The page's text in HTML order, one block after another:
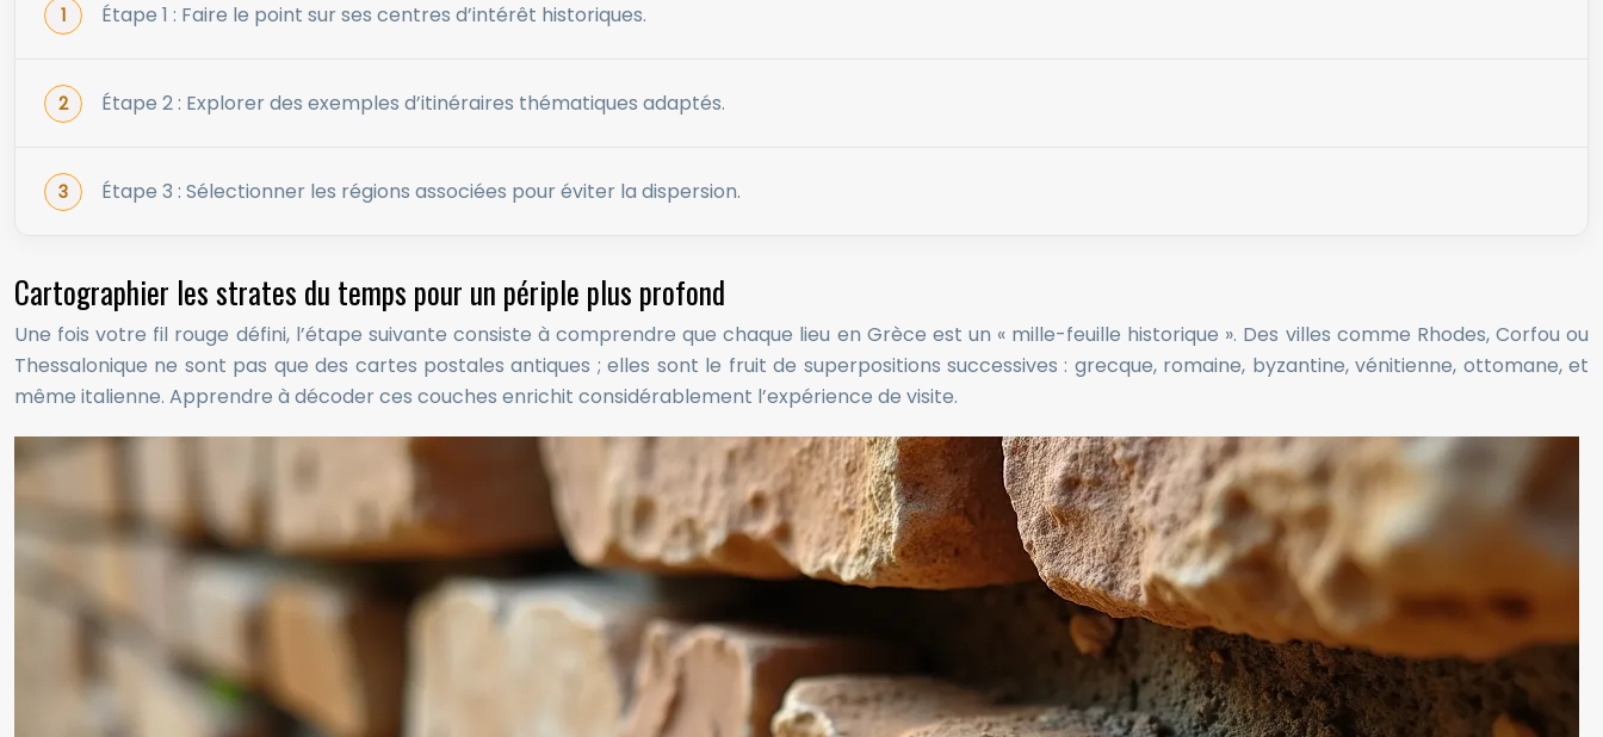
Étape 1 : Faire le point sur ses centres d’intérêt historiques.
Étape 2 : Explorer des exemples d’itinéraires thématiques adaptés.
Étape 3 : Sélectionner les régions associées pour éviter la dispersion.
Cartographier les strates du temps pour un périple plus profond
Une fois votre fil rouge défini, l’étape suivante consiste à comprendre que chaque lieu en Grèce est un « mille-feuille historique ». Des villes comme Rhodes, Corfou ou
Thessalonique ne sont pas que des cartes postales antiques ; elles sont le fruit de superpositions successives : grecque, romaine, byzantine, vénitienne, ottomane, et
même italienne. Apprendre à décoder ces couches enrichit considérablement l’expérience de visite.